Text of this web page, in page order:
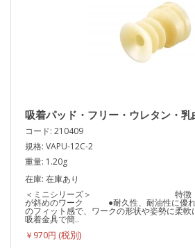
吸着パッド・フリー・ウレタン・乳
コード: 210409
規格: VAPU-12C-2
重量: 1.20g
在庫: 在庫あり
＜ミニシリーズ＞ 特徴 ●対
が斜めのワーク ●耐久性、耐油性に
のフィット感で、ワークの形状や姿勢に
吸着金具で簡..
￥970円